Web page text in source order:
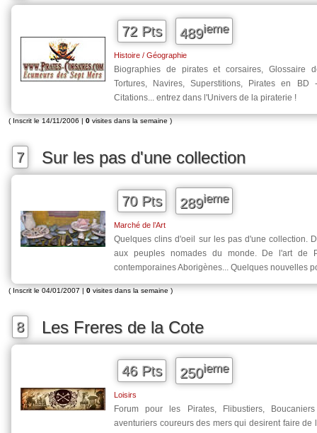
72 Pts 489ieme
Histoire / Géographie
Biographies de pirates et corsaires, Glossaire
Tortures, Navires, Superstitions, Pirates en
Citations... entrez dans l'Univers de la piraterie !
( Inscrit le 14/11/2006 | 0 visites dans la semaine )
7 Sur les pas d'une collection
70 Pts 289ieme
Marché de l’Art
Quelques clins d'oeil sur les pas d'une collection.
aux peuples nomades du monde. De l'art de
contemporaines Aborigènes... Quelques nouvelles
( Inscrit le 04/01/2007 | 0 visites dans la semaine )
8 Les Freres de la Cote
46 Pts 250ieme
Loisirs
Forum pour les Pirates, Flibustiers,
aventuriers coureurs des mers qui desirent faire de